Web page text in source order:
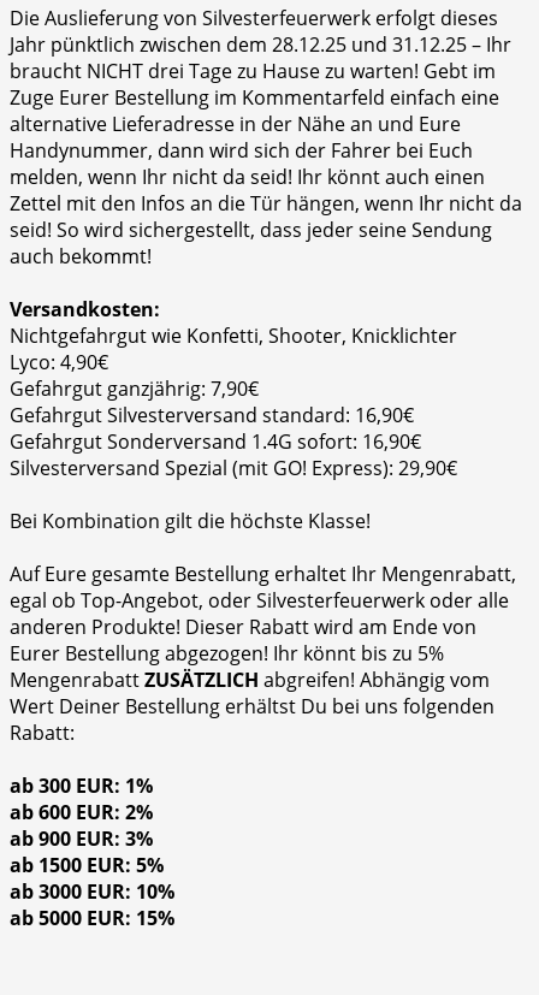
Die Auslieferung von Silvesterfeuerwerk erfolgt dieses
Jahr pünktlich zwischen dem 28.12.25 und 31.12.25 – Ihr
braucht NICHT drei Tage zu Hause zu warten! Gebt im
Zuge Eurer Bestellung im Kommentarfeld einfach eine
alternative Lieferadresse in der Nähe an und Eure
Handynummer, dann wird sich der Fahrer bei Euch
melden, wenn Ihr nicht da seid! Ihr könnt auch einen
Zettel mit den Infos an die Tür hängen, wenn Ihr nicht da
seid! So wird sichergestellt, dass jeder seine Sendung
auch bekommt!
Versandkosten:
Nichtgefahrgut wie Konfetti, Shooter, Knicklichter
Lyco: 4,90€
Gefahrgut ganzjährig: 7,90€
Gefahrgut Silvesterversand standard: 16,90€
Gefahrgut Sonderversand 1.4G sofort: 16,90€
Silvesterversand Spezial (mit GO! Express): 29,90€
Bei Kombination gilt die höchste Klasse!
Auf Eure gesamte Bestellung erhaltet Ihr Mengenrabatt,
egal ob Top-Angebot, oder Silvesterfeuerwerk oder alle
anderen Produkte! Dieser Rabatt wird am Ende von
Eurer Bestellung abgezogen! Ihr könnt bis zu 5%
MengenrabattZUSÄTZLICH abgreifen! Abhängig vom
Wert Deiner Bestellung erhältst Du bei uns folgenden
Rabatt:
ab 300 EUR: 1%
ab 600 EUR: 2%
ab 900 EUR: 3%
ab 1500 EUR: 5%
ab 3000 EUR: 10%
ab 5000 EUR: 15%